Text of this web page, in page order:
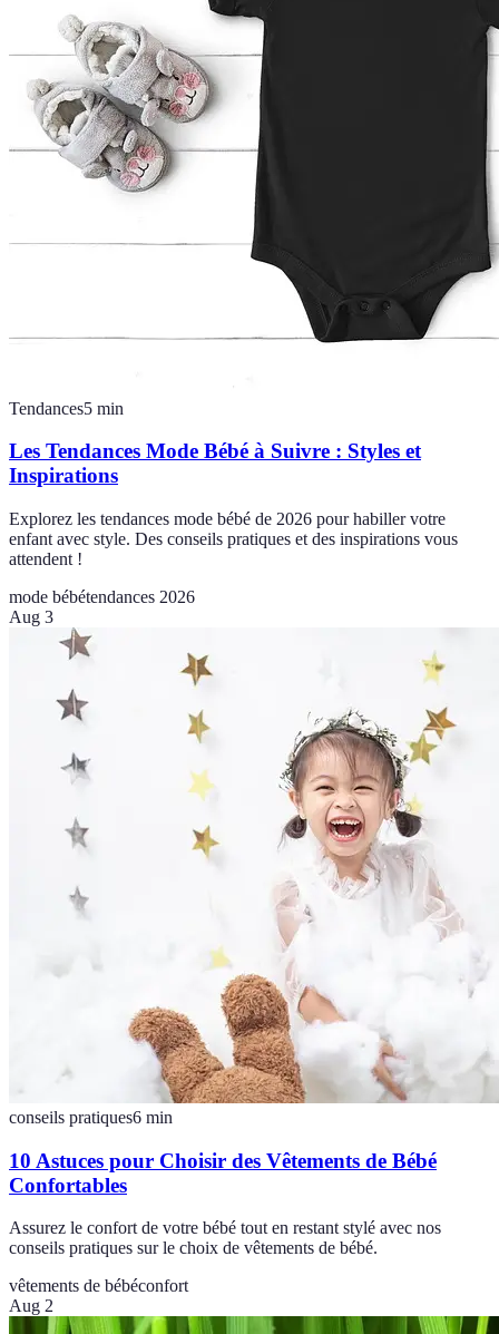
Tendances5 min
Les Tendances Mode Bébé à Suivre : Styles et
Inspirations
Explorez les tendances mode bébé de 2026 pour habiller votre
enfant avec style. Des conseils pratiques et des inspirations vous
attendent !
mode bébétendances 2026
Aug 3
conseils pratiques6 min
10 Astuces pour Choisir des Vêtements de Bébé
Confortables
Assurez le confort de votre bébé tout en restant stylé avec nos
conseils pratiques sur le choix de vêtements de bébé.
vêtements de bébéconfort
Aug 2